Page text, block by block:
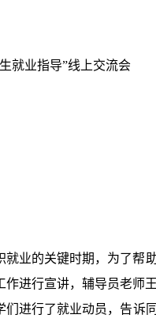
就业指导”线上交流会
就业的关键时期，为了帮
作进行宣讲，辅导员老师
们进行了就业动员，告诉